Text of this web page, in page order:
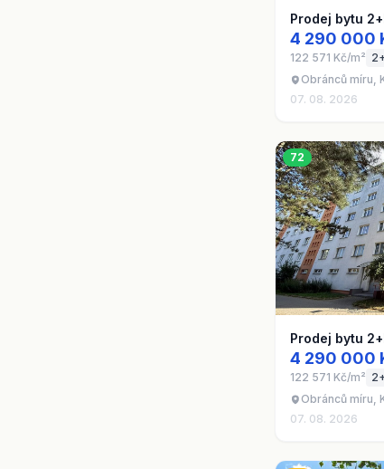
Prodej bytu
4 290 000
122 571 Kč/m²
Obránců míru,
07. 08. 2026
72
Prodej bytu
4 290 000
122 571 Kč/m²
Obránců míru,
07. 08. 2026